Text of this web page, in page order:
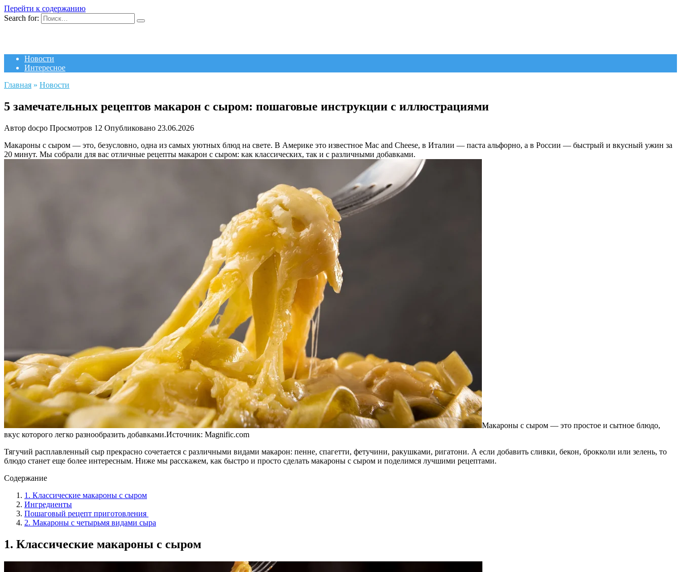
Перейти к содержанию
Search for:
Новости
Интересное
Главная » Новости
5 замечательных рецептов макарон с сыром: пошаговые инструкции с иллюстрациями
Автор docpo Просмотров 12 Опубликовано 23.06.2026
Макароны с сыром — это, безусловно, одна из самых уютных блюд на свете. В Америке это известное Mac and Cheese, в Италии — паста альфорно, а в России — быстрый и вкусный ужин за
20 минут. Мы собрали для вас отличные рецепты макарон с сыром: как классических, так и с различными добавками.
Макароны с сыром — это простое и сытное блюдо,
вкус которого легко разнообразить добавками.Источник: Magnific.com
Тягучий расплавленный сыр прекрасно сочетается с различными видами макарон: пенне, спагетти, фетучини, ракушками, ригатони. А если добавить сливки, бекон, брокколи или зелень, то
блюдо станет еще более интересным. Ниже мы расскажем, как быстро и просто сделать макароны с сыром и поделимся лучшими рецептами.
Содержание
1. Классические макароны с сыром
Ингредиенты
Пошаговый рецепт приготовления
2. Макароны с четырьмя видами сыра
1. Классические макароны с сыром